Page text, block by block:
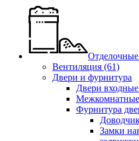
Вентиляция (61)
Двери и фурнитура
Двери входные
Фурнитура
Замки